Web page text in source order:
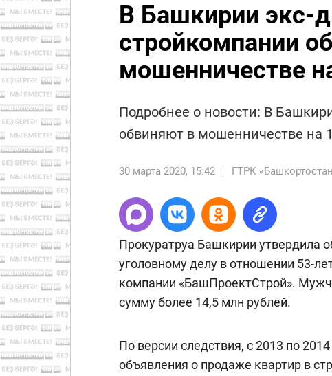
В Башкирии экс-
стройкомпании
мошенничестве
Подробнее о новости: В
обвиняют в мошенничестве на
30 марта 2020, 15:42 ГТРК
Прокуратруа Башкирии утвердила
уголовному делу в отношении 53-
компании «БашПроектСтрой».
сумму более 14,5 млн рублей.
По версии следствия, с 2013 по
объявления о продаже квартир в